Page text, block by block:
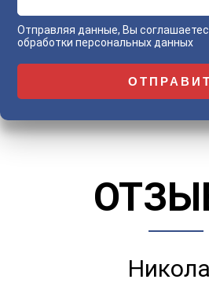
Отправляя данные, Вы
обработки персональных данных